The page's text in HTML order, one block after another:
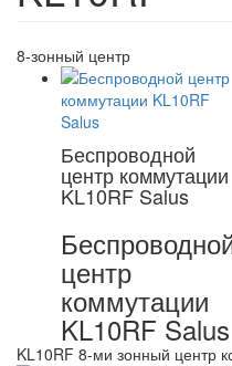
8-зонный центр
Беспроводной
центр коммутации
KL10RF Salus
центр
коммутации
KL10RF Salus
KL10RF 8-ми зонный центр